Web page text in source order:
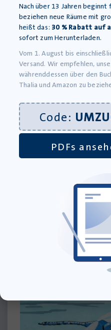
Jugendliteratur, die
Sachtextanalyse und
Argumentation sowie für
das Rechtschreibtraining.
Alle Artikel von "Julia
Biedermann"
WEITERE
#travelgirl von Marieke
Nach über 13 Jahren beginnt
beziehen neue Räume mit
heißt das: 30 % Rabatt auf
sofort zum Herunterladen.
Vom 1. August bis
Versand. Wir empfehlen,
währenddessen über den
Thalia und Amazon zu
Code:
PDFs